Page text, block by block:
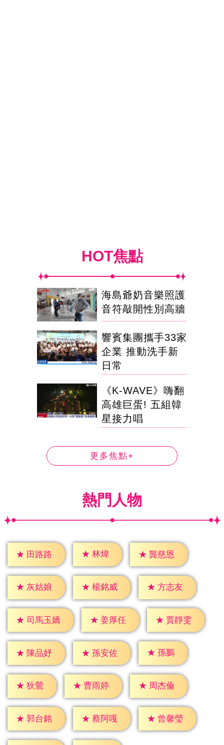
HOT焦點
海島爺奶音樂照護
音符敲開性別高牆
響賓集團攜手33家
企業 推動洗手新
日常
《K-WAVE》嗨翻
高雄巨蛋! 五組韓
星接力唱
更多焦點+
熱門人物
★ 田路路 ★ 林煒 ★ 龔慈恩
★ 灰姑娘 ★ 楊銘威 ★ 方志友
★ 司馬玉嬌 ★ 姜厚任 ★ 賈靜雯
★ 陳品妤 ★ 孫安佐 ★ 孫鵬
★ 狄鶯 ★ 曹雨婷 ★ 周杰倫
★ 郭台銘 ★ 蔡阿嘎 ★ 曾馨瑩